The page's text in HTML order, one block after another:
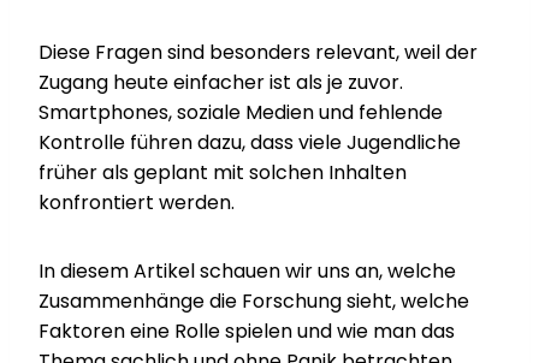
Diese Fragen sind besonders relevant, weil der
Zugang heute einfacher ist als je zuvor.
Smartphones, soziale Medien und fehlende
Kontrolle führen dazu, dass viele Jugendliche
früher als geplant mit solchen Inhalten
konfrontiert werden.
In diesem Artikel schauen wir uns an, welche
Zusammenhänge die Forschung sieht, welche
Faktoren eine Rolle spielen und wie man das